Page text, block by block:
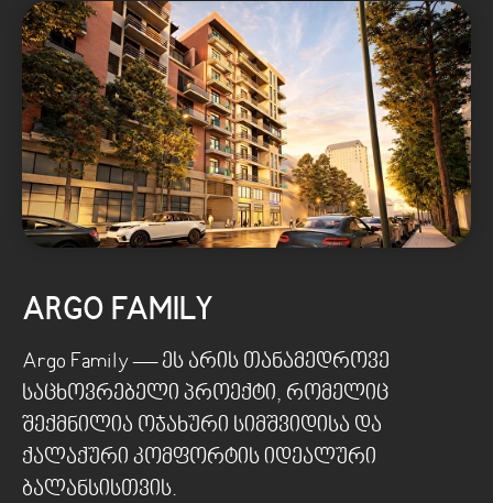
ARGO FAMILY
Argo Family — ეს არის თანამედროვე
საცხოვრებელი პროექტი, რომელიც
შექმნილია ოჯახური სიმშვიდისა და
ქალაქური კომფორტის იდეალური
ბალანსისთვის.